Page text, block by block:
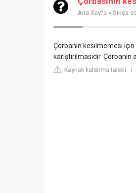
Ana Sayfa » Sıkça
Çorbanın kesilmemesi için
karıştırılmasıdır.
Kaynak kaldırma talebi |